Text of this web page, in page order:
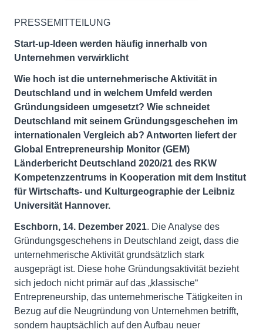
PRESSEMITTEILUNG
Start-up-Ideen werden häufig innerhalb von
Unternehmen verwirklicht
Wie hoch ist die unternehmerische Aktivität in
Deutschland und in welchem Umfeld werden
Gründungsideen umgesetzt? Wie schneidet
Deutschland mit seinem Gründungsgeschehen im
internationalen Vergleich ab? Antworten liefert der
Global Entrepreneurship Monitor (GEM)
Länderbericht Deutschland 2020/21 des RKW
Kompetenzzentrums in Kooperation mit dem Institut
für Wirtschafts- und Kulturgeographie der Leibniz
Universität Hannover.
Eschborn, 14. Dezember 2021. Die Analyse des
Gründungsgeschehens in Deutschland zeigt, dass die
unternehmerische Aktivität grundsätzlich stark
ausgeprägt ist. Diese hohe Gründungsaktivität bezieht
sich jedoch nicht primär auf das „klassische“
Entrepreneurship, das unternehmerische Tätigkeiten in
Bezug auf die Neugründung von Unternehmen betrifft,
sondern hauptsächlich auf den Aufbau neuer